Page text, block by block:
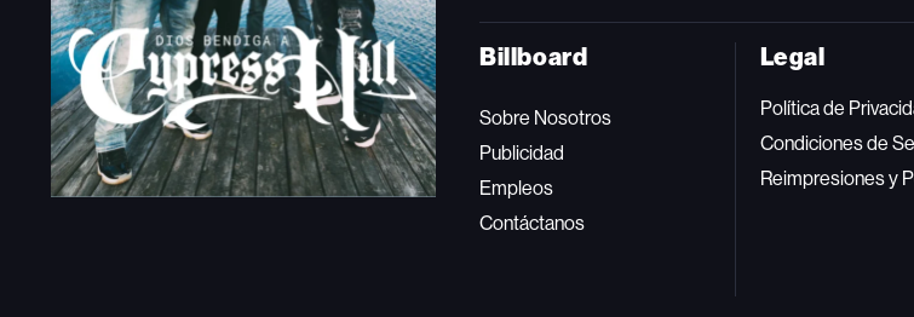
Billboard
Sobre Nosotros
Publicidad
Empleos
Contáctanos
Legal
Política de
Condiciones de
Reimpresiones y